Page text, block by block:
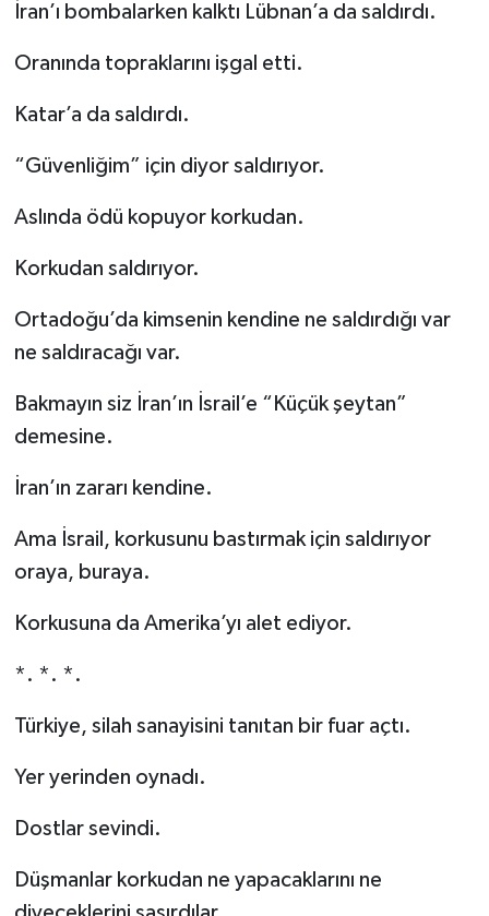
İran’ı bombalarken kalktı Lübnan’a da saldırdı.
Oranında topraklarını işgal etti.
Katar’a da saldırdı.
“Güvenliğim” için diyor saldırıyor.
Aslında ödü kopuyor korkudan.
Korkudan saldırıyor.
Ortadoğu’da kimsenin kendine ne saldırdığı var
ne saldıracağı var.
Bakmayın siz İran’ın İsrail’e “Küçük şeytan”
demesine.
İran’ın zararı kendine.
Ama İsrail, korkusunu bastırmak için saldırıyor
oraya, buraya.
Korkusuna da Amerika’yı alet ediyor.
*. *. *.
Türkiye, silah sanayisini tanıtan bir fuar açtı.
Yer yerinden oynadı.
Dostlar sevindi.
Düşmanlar korkudan ne yapacaklarını ne